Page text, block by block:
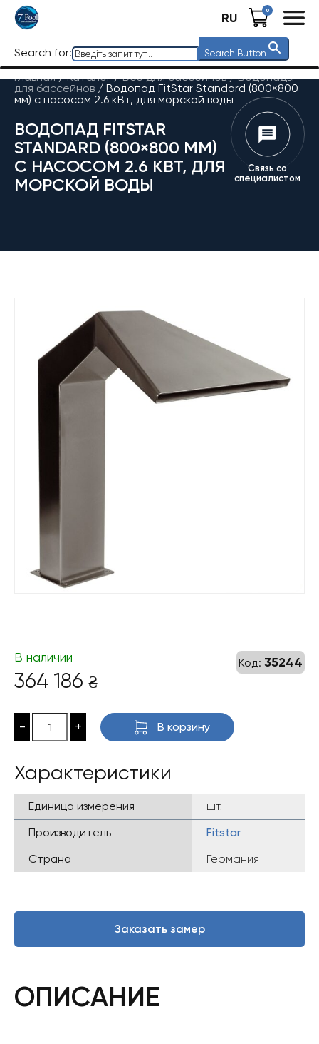
RU 0
Search for: Search Button
Главная / Каталог/Все для бассейнов/Водопады
для бассейнов / Водопад FitStar Standard (800×800
мм) с насосом 2.6 кВт, для морской воды
ВОДОПАД FITSTAR
STANDARD (800×800 ММ)
С НАСОСОМ 2.6 КВТ, ДЛЯ
МОРСКОЙ ВОДЫ
Связь со
специалистом
Код: 35244
В наличии
364 186 ₴
- + В корзину
Характеристики
Единица измерения
шт.
Производитель
Fitstar
Страна
Германия
Заказать замер
ОПИСАНИЕ